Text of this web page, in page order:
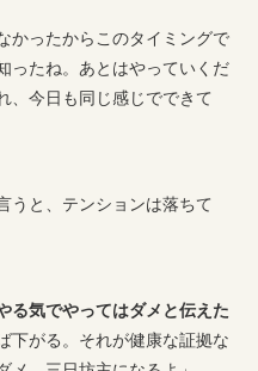
かったからこのタイミングで
ったね。あとはやっていくだ
、今日も同じ感じでできて
と、テンションは落ちて
る気でやってはダメと伝えた
下がる。それが健康な証拠な